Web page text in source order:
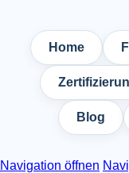
Home
Blog
Navigation öffnen